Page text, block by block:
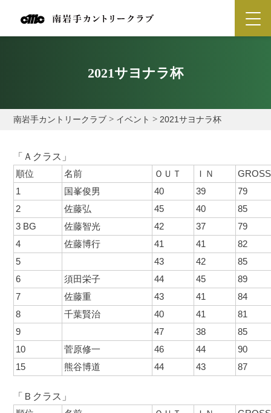
2021サヨナラ杯
南岩手カントリークラブ > イベント > 2021サヨナラ杯
「Ａクラス」
順位
名前 ＯＵＴ ＩＮ
GROSS
1
国峯俊男 40 39
79
2
佐藤弘 45 40
85
3 BG
佐藤智光 42 37
79
4
佐藤博行 41 41
82
5
43 42
85
6
須田栄子 44 45
89
7
佐藤重 43 41
84
8
千葉賢治 40 41
81
9
47 38
85
10
菅原修一 46 44
90
15
熊谷博道 44 43 87
「Ｂクラス」